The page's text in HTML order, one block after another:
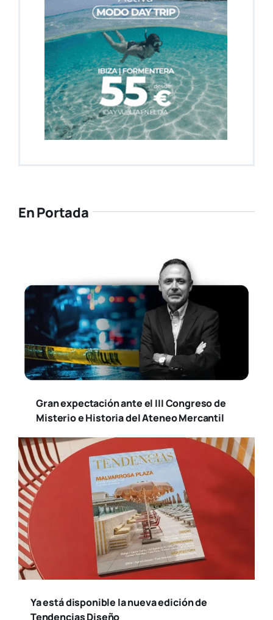
En Portada
Gran expectación ante el III Congreso de
Misterio e Historia del Ateneo Mercantil
Ya está disponible la nueva edición de
Tendencias Diseño